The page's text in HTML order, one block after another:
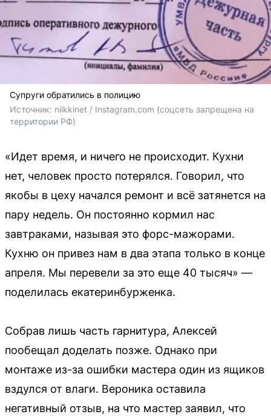
Супруги обратились в полицию
Источник: niikkinet / Instagram.com (соцсеть запрещена на
территории РФ)
«Идет время, и ничего не происходит. Кухни
нет, человек просто потерялся. Говорил, что
якобы в цеху начался ремонт и всё затянется на
пару недель. Он постоянно кормил нас
завтраками, называя это форс-мажорами.
Кухню он привез нам в два этапа только в конце
апреля. Мы перевели за это еще 40 тысяч» —
поделилась екатеринбурженка.
Собрав лишь часть гарнитура, Алексей
пообещал доделать позже. Однако при
монтаже из-за ошибки мастера один из ящиков
вздулся от влаги. Вероника оставила
негативный отзыв, на что мастер заявил, что